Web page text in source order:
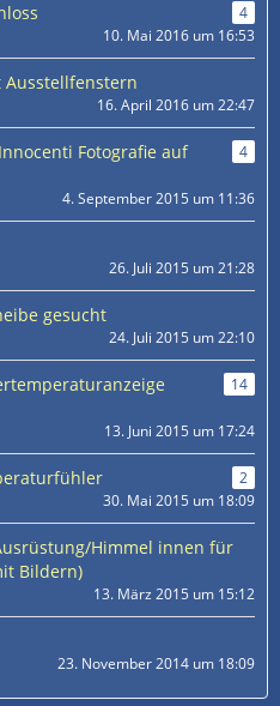
4
10. Mai 2016 um 16:53
Ausstellfenstern
16. April 2016 um 22:47
Fotografie auf
4
4. September 2015 um 11:36
26. Juli 2015 um 21:28
gesucht
24. Juli 2015 um 22:10
14
13. Juni 2015 um 17:24
2
30. Mai 2015 um 18:09
Himmel innen für
Bildern)
13. März 2015 um 15:12
23. November 2014 um 18:09